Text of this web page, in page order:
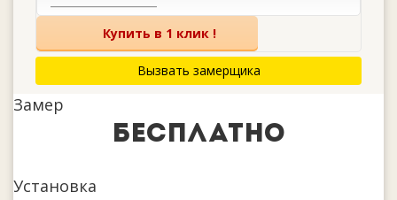
Купить в 1 клик !
Вызвать замерщика
Замер
бесплатно
Установка